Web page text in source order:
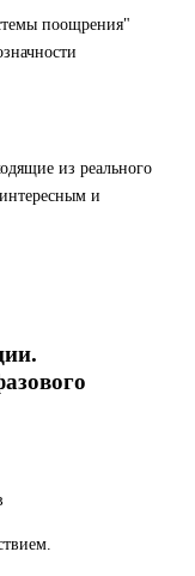
поощрения"
из реального
и